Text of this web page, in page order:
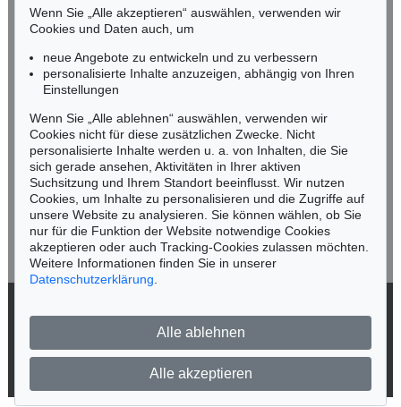
Auktion 373 - Lot 624
C. WEIGEL
Sculptura historiarum (1697), 1697
Ergebnis:€ 600
Auktion 418 - Lot 422
CHRISTOPH WEIGEL
Memorabilia facta. 1722, 1722
Ergebnis:€ 324
Auktion 414 - Lot 845
Mobil: +49 (0)171 8618661
n.kassel@kettererkunst.de
Keine Auktion mehr verpassen!
Wir informieren Sie rechtzeitig.
Jetzt zum Newsletter anmelden >
Impressum
Wenn Sie „Alle akzeptieren“ auswählen, verwenden wir
Cookies und Daten auch, um
neue Angebote zu entwickeln und zu verbessern
personalisierte Inhalte anzuzeigen, abhängig von Ihren
Einstellungen
Wenn Sie „Alle ablehnen“ auswählen, verwenden wir
Cookies nicht für diese zusätzlichen Zwecke. Nicht
personalisierte Inhalte werden u. a. von Inhalten, die Sie
sich gerade ansehen, Aktivitäten in Ihrer aktiven
Suchsitzung und Ihrem Standort beeinflusst. Wir nutzen
Cookies, um Inhalte zu personalisieren und die Zugriffe auf
unsere Website zu analysieren. Sie können wählen, ob Sie
nur für die Funktion der Website notwendige Cookies
akzeptieren oder auch Tracking-Cookies zulassen möchten.
Weitere Informationen finden Sie in unserer
Datenschutzerklärung
Alle ablehnen
Alle akzeptieren